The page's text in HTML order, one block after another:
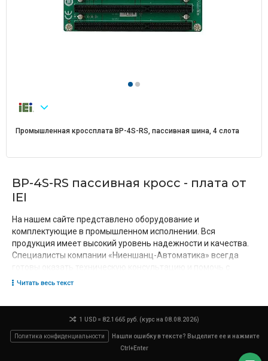
Промышленная кроссплата BP-4S-RS, пассивная шина, 4 слота
BP-4S-RS пассивная кросс - плата от
IEI
На нашем сайте представлено оборудование и
комплектующие в промышленном исполнении. Вся
продукция имеет высокий уровень надежности и качества.
Специалисты компании «Ниеншанц-Автоматика» всегда
выбором необходимого оборудования.
Особенности промышленных кросс-
Промышленные платы – это основа любого промышленного
компьютера и ключевой элемент построения любой
Читать весь текст
1 USD = 82.1665 руб. (курс на 08.08.2026)
Политика конфиденциальности
Нашли ошибку в тексте? Выделите ее и нажмите
Ctrl+Enter